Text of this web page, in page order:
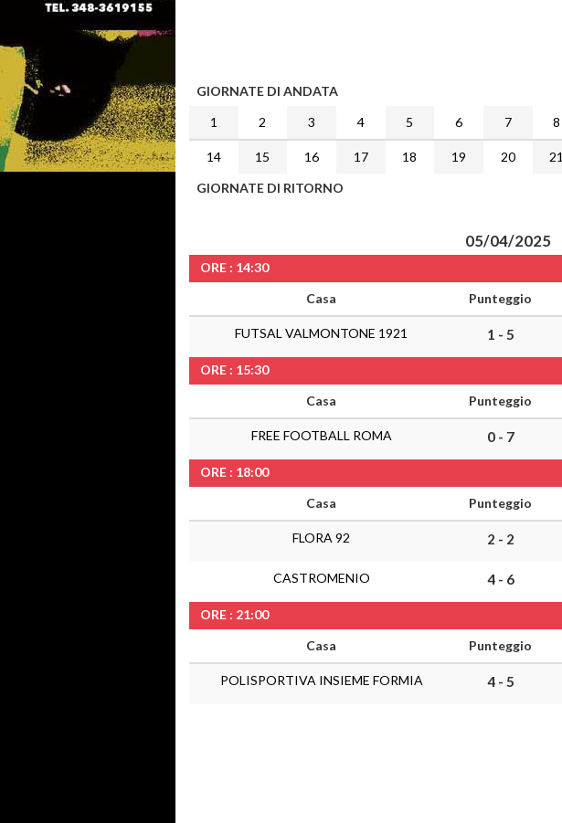
GIORNATE DI ANDATA
1
2 3 4 5 6 7 8
14 15 16 17 18 19 20 21
GIORNATE DI RITORNO
05/04/2025
ORE : 14:30
Casa
Punteggio
FUTSAL VALMONTONE 1921 1 - 5
ORE : 15:30
Casa
Punteggio
FREE FOOTBALL ROMA 0 - 7
ORE : 18:00
Casa
Punteggio
FLORA 92 2 - 2
CASTROMENIO 4 - 6
ORE : 21:00
Casa
Punteggio
POLISPORTIVA INSIEME FORMIA 4 - 5